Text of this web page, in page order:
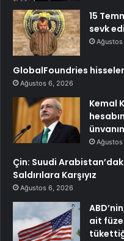
15
sevk
GlobalFoundries
Ağustos 6, 2026
Kemal
Çin: Suudi
Saldırılara Karşıyız
Ağustos 6, 2026
ait